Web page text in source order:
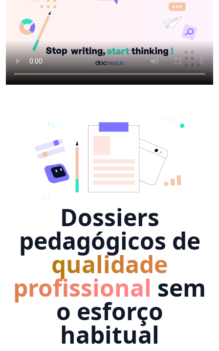
Dossiers
pedagógicos de
qualidade
profissional sem
o esforço
habitual